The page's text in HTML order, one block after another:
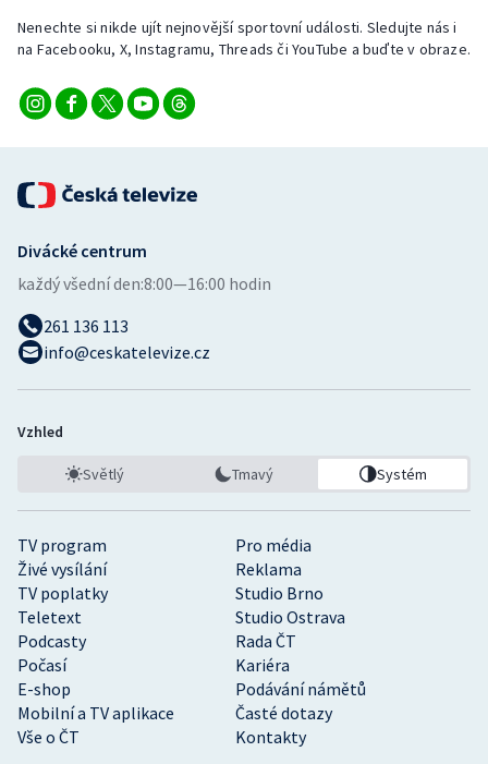
Nenechte si nikde ujít nejnovější sportovní události. Sledujte nás i
na Facebooku, X, Instagramu, Threads či YouTube a buďte v obraze.
TV program
Pro média
Živé vysílání
Reklama
TV poplatky
Studio Brno
Teletext
Studio Ostrava
Podcasty
Rada ČT
Počasí
Kariéra
E-shop
Podávání námětů
Mobilní a TV aplikace
Časté dotazy
Vše o ČT
Kontakty
Divácké centrum
každý všední den:8:00—16:00 hodin
261 136 113
info@ceskatelevize.cz
Vzhled
Světlý Tmavý Systém